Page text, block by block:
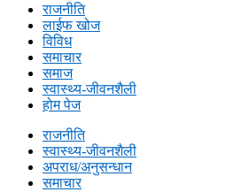
राजनीति
लाईफ खोज
विविध
समाचार
समाज
स्वास्थ्य-जीवनशैली
होम पेज
राजनीति
स्वास्थ्य-जीवनशैली
अपराध/अनुसन्धान
समाचार